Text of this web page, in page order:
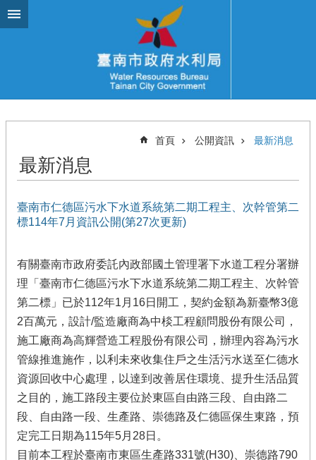
跳到主要內容區塊
首頁 公開資訊 最新消息
最新消息
臺南市仁德區污水下水道系統第二期工程主、次幹管第二
標114年7月資訊公開(第27次更新)
有關臺南市政府委託內政部國土管理署下水道工程分署辦
理「臺南市仁德區污水下水道系統第二期工程主、次幹管
第二標」已於112年1月16日開工，契約金額為新臺幣3億
2百萬元，設計/監造廠商為中棪工程顧問股份有限公司，
施工廠商為高輝營造工程股份有限公司，辦理內容為污水
管線推進施作，以利未來收集住戶之生活污水送至仁德水
資源回收中心處理，以達到改善居住環境、提升生活品質
之目的，施工路段主要位於東區自由路三段、自由路二
段、自由路一段、生產路、崇德路及仁德區保生東路，預
定完工日期為115年5月28日。
目前本工程於臺南市東區生產路331號(H30)、崇德路790